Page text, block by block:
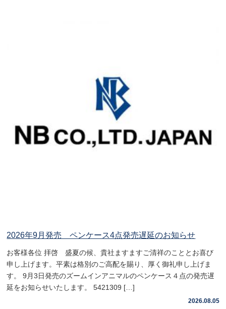
2026年9月発売 ペンケース4点発売遅延のお知らせ
お客様各位 拝啓 盛夏の候、貴社ますますご清祥のこととお喜び
申し上げます。平素は格別のご高配を賜り、厚く御礼申し上げま
す。 9月3日発売のズームインアニマルのペンケース４点の発売遅
延をお知らせいたします。 5421309 […]
2026.08.05